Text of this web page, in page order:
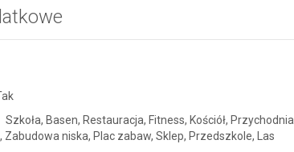
Szkoła, Basen, Restauracja, Fitness, Kościół, Przychodnia
Zabudowa niska, Plac zabaw, Sklep, Przedszkole, Las